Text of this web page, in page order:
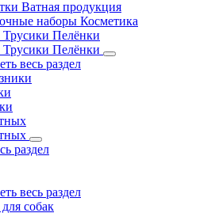
Ватная продукция
наборы Косметика
Пелёнки
Пелёнки
весь раздел
раздел
весь раздел
собак